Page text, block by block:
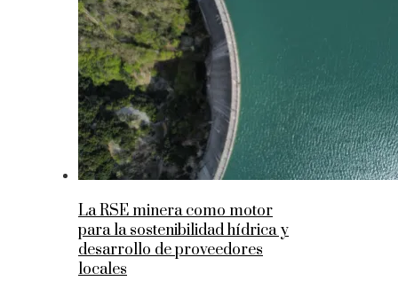
La RSE minera como motor
para la sostenibilidad hídrica y
desarrollo de proveedores
locales